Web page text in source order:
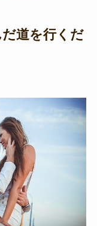
道を行くだ